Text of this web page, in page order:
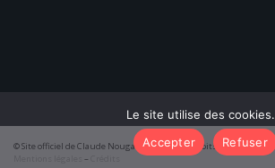
© Site officiel de Claude Nougaro 2026 – Tous droits réservés
–
Le site utilise des cookies.
Accepter
Refuser